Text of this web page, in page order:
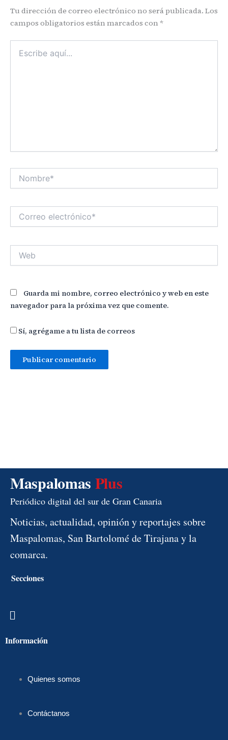
Tu dirección de correo electrónico no será publicada. Los
campos obligatorios están marcados con *
aquí...
Correo
electrónico*
Guarda mi nombre, correo electrónico y web en este
navegador para la próxima vez que comente.
Sí, agrégame a tu lista de correos
Maspalomas Plus
Periódico digital del sur de Gran Canaria
Noticias, actualidad, opinión y reportajes sobre
Maspalomas, San Bartolomé de Tirajana y la
comarca.
Secciones
Menú
Información
Quienes somos
Contáctanos